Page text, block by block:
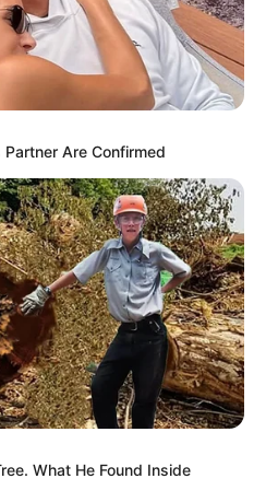
Are Confirmed
What He Found Inside